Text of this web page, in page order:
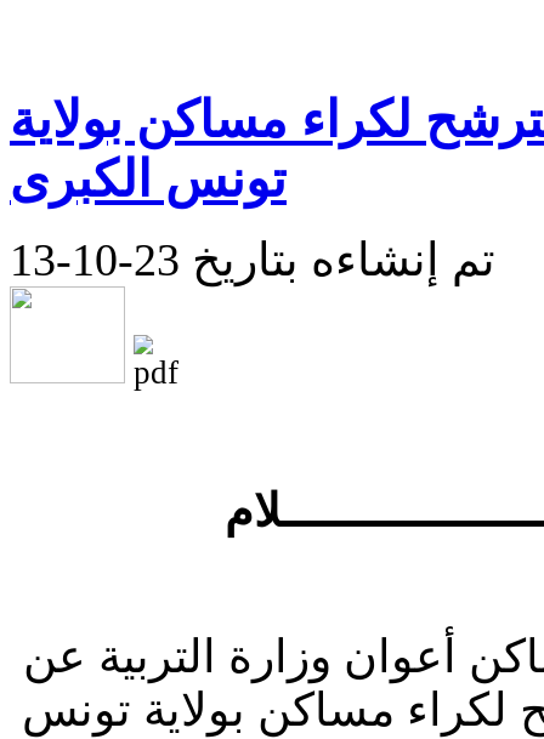
لكراء مساكن بولاية
تونس الكبرى
تم إنشاءه بتاريخ 23-10-13
أعوان وزارة التربية عن
لكراء مساكن بولاية تونس